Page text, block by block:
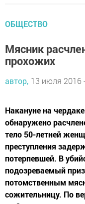
ОБЩЕСТВО
Мясник
прохожих
автор, 13 июля 2016
Накануне на
обнаружено
тело 50-летней
преступления
потерпевшей. В
подозреваемый
потомственным
сожительницу. По